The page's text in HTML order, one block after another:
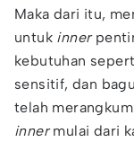
Maka dari itu,
untuk inner
kebutuhan
sensitif, dan
telah
innermulai dari